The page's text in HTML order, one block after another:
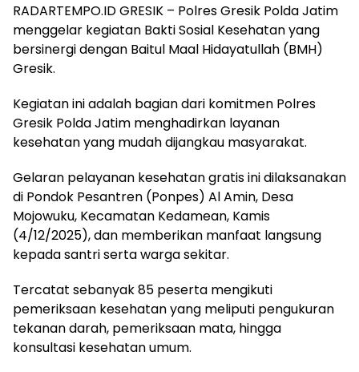
RADARTEMPO.ID GRESIK – Polres Gresik Polda Jatim
menggelar kegiatan Bakti Sosial Kesehatan yang
bersinergi dengan Baitul Maal Hidayatullah (BMH)
Gresik.
Kegiatan ini adalah bagian dari komitmen Polres
Gresik Polda Jatim menghadirkan layanan
kesehatan yang mudah dijangkau masyarakat.
Gelaran pelayanan kesehatan gratis ini dilaksanakan
di Pondok Pesantren (Ponpes) Al Amin, Desa
Mojowuku, Kecamatan Kedamean, Kamis
(4/12/2025), dan memberikan manfaat langsung
kepada santri serta warga sekitar.
Tercatat sebanyak 85 peserta mengikuti
pemeriksaan kesehatan yang meliputi pengukuran
tekanan darah, pemeriksaan mata, hingga
konsultasi kesehatan umum.